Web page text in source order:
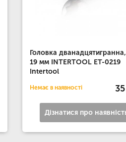
Головка
19 мм INTERTOOL ET-0219
Intertool
Немає в наявності
Дізнатися про